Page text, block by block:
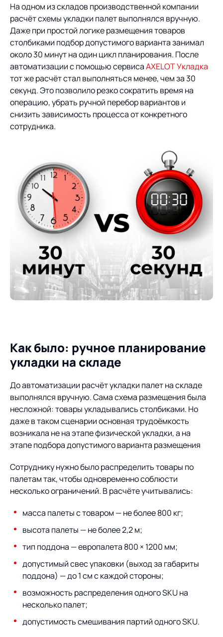
Карьера
поставок
Управление складами
Управление перевозками
и транспортным парком
Интегрированное
планирование
Управление
контейнерным
поставок
Управление двором
Логистический
консалтинг
Роботизация
Оборудование для склада
Логистический
консалтинг
Автоматизация
процессов
Техническое оснащение
Постпроектное
сопровождение
Нетворкинг и обмен
опытом вместе с AXELOT
Облачные сервисы
Формирование центров
компетенций
Пресс-центр
Новости
Мероприятия
СМИ о нас
Архив мероприятий
Проекты
Проекты
Контакты
Предложение для
учебных заведений
База знаний
База знаний
На одном из складов производственной компании
расчёт схемы укладки палет выполнялся вручную.
Даже при простой логике размещения товаров
столбиками подбор допустимого варианта занимал
около 30 минут на один цикл планирования. После
автоматизации с помощью сервисаAXELOT Укладка
тот же расчёт стал выполняться менее, чем за 30
секунд. Это позволило резко сократить время на
операцию, убрать ручной перебор вариантов и
снизить зависимость процесса от конкретного
сотрудника.
Как было: ручное планирование
укладки на складе
До автоматизации расчёт укладки палет на складе
выполнялся вручную. Сама схема размещения была
несложной: товары укладывались столбиками. Но
даже в таком сценарии основная трудоёмкость
возникала не на этапе физической укладки, а на
этапе подбора допустимого варианта размещения
Сотруднику нужно было распределить товары по
палетам так, чтобы одновременно соблюсти
несколько ограничений. В расчёте учитывались:
масса палеты с товаром — не более 800 кг;
высота палеты — не более 2,2 м;
тип поддона — европалета 800 × 1200 мм;
допустимый свес упаковки (выход за габариты
поддона) — до 1 см с каждой стороны;
возможность распределения одного SKU на
несколько палет;
допустимость смешивания партий одного SKU.